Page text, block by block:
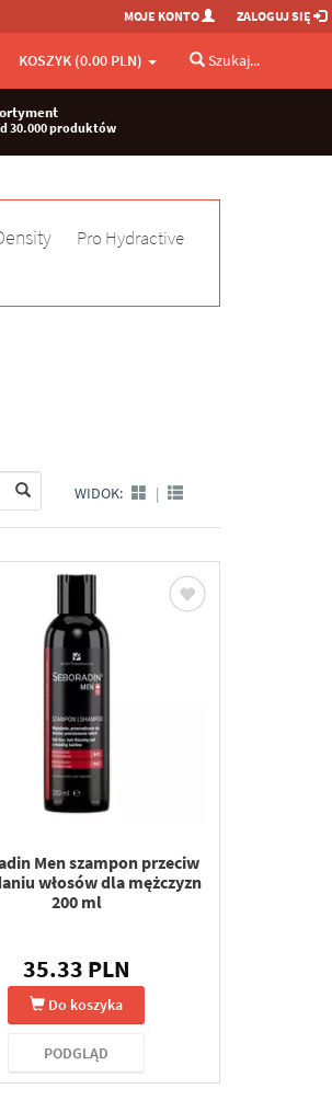
MOJE KONTO ZALOGUJ SIĘ
KOSZYK (0.00 PLN) Szukaj...
30.000 produktów
Pro Hydractive
WIDOK: |
Men szampon przeciw
włosów dla mężczyzn
200 ml
35.33 PLN
Do koszyka
PODGLĄD